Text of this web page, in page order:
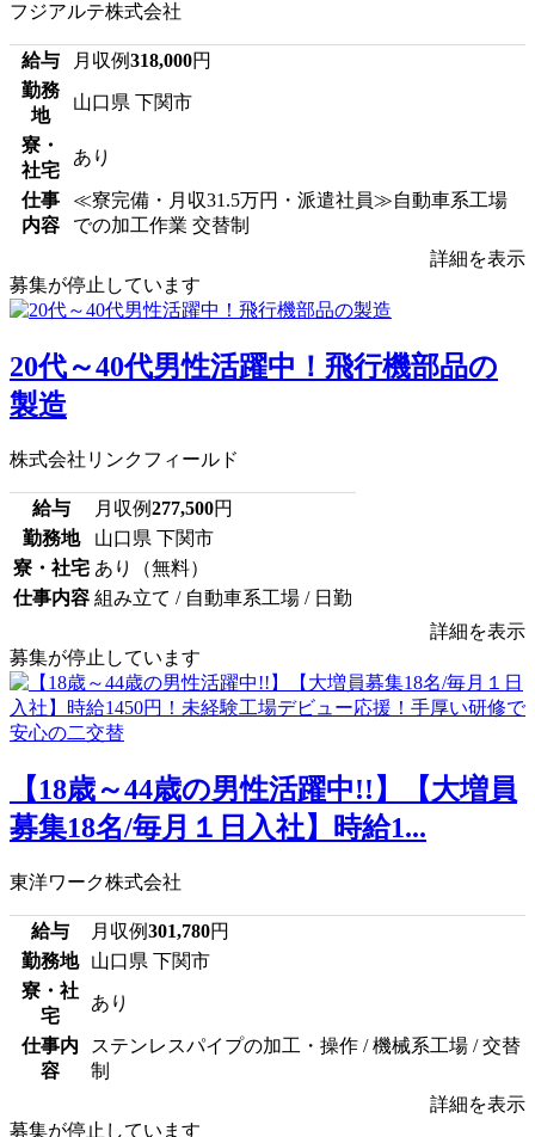
フジアルテ株式会社
給与 月収例318,000円
勤務
地
山口県 下関市
寮・
社宅
あり
仕事
内容
≪寮完備・月収31.5万円・派遣社員≫自動車系工場
での加工作業 交替制
詳細を表示
募集が停止しています
20代～40代男性活躍中！飛行機部品の
製造
株式会社リンクフィールド
給与 月収例277,500円
勤務地
山口県 下関市
寮・社宅 あり（無料）
仕事内容 組み立て / 自動車系工場 / 日勤
詳細を表示
募集が停止しています
【18歳～44歳の男性活躍中!!】【大増員
募集18名/毎月１日入社】時給1...
東洋ワーク株式会社
給与 月収例301,780円
勤務地
山口県 下関市
寮・社
宅
あり
仕事内
容
ステンレスパイプの加工・操作 / 機械系工場 / 交替
制
詳細を表示
募集が停止しています